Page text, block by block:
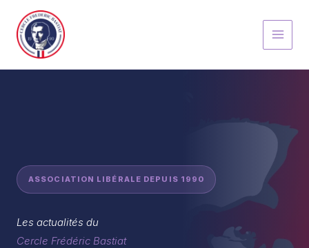
contenu
ASSOCIATION LIBÉRALE DEPUIS 1990
Les actualités du
Cercle Frédéric Bastiat